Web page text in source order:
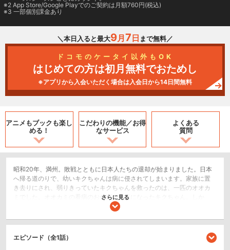
2 App Store/Google Playでのご契約は月額760円(税込)
3 一部個別課金あり
＼本日入ると最大9月 7 日 まで無料／
ドコモのケータイ以外もOK
はじめての方は初月無料でおためし
※アプリから入会いただく場合は入会日から14日間無料
アニメもブックも楽し
める！
こだわりの機能／お得
なサービス
よくある
質問
昭和20年、満州。敗戦とともに日本人たちの退却が始まりました。日本
へ帰る道のりで、幼いキクちゃんは病に侵されてしまいます。家族に置
き去りにされ、弱りきっていたキクちゃんを救ったのは、一匹のオオカ
ミでした。オオカミの看病のおかげで元気になったキクちゃん。しか
し、次第に食糧はなくなっていきます。オオカミは危険を承知で、人間
さらに見る
エピソード（全1話）